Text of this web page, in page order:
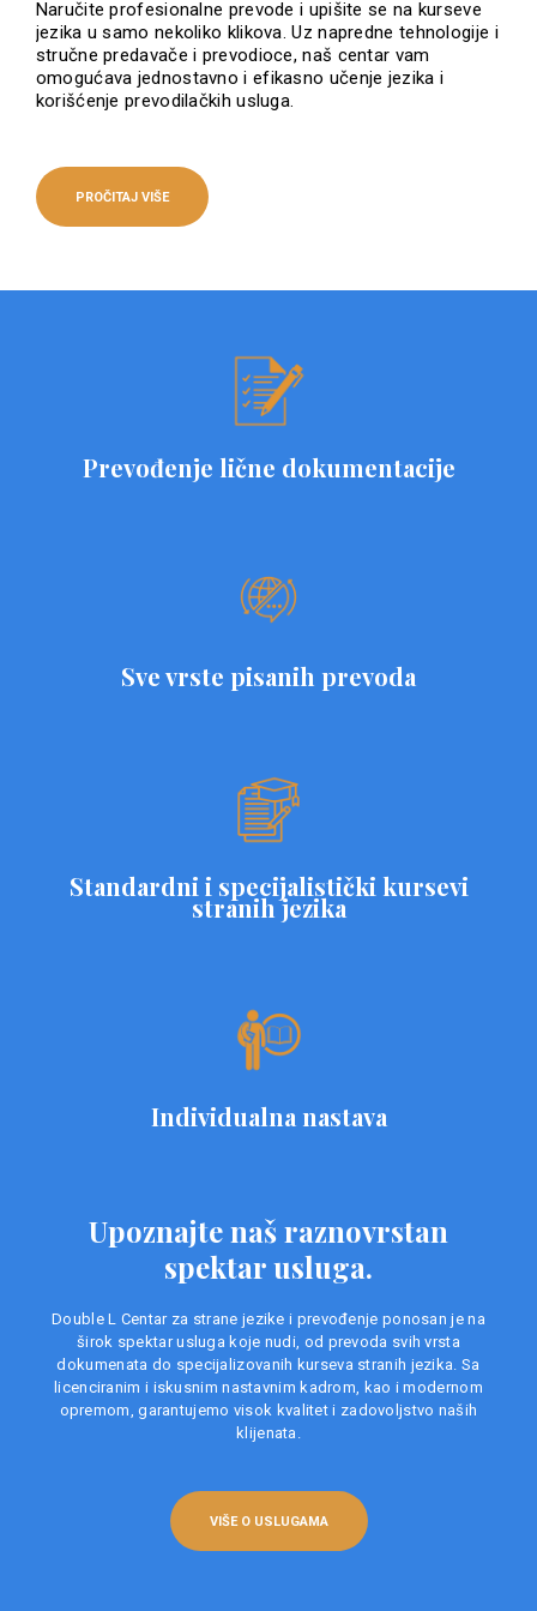
Naručite profesionalne prevode i upišite se na kurseve
jezika u samo nekoliko klikova. Uz napredne tehnologije i
stručne predavače i prevodioce, naš centar vam
omogućava jednostavno i efikasno učenje jezika i
korišćenje prevodilačkih usluga.
PROČITAJ VIŠE
Prevođenje lične dokumentacije
Sve vrste pisanih prevoda
Standardni i specijalistički kursevi
stranih jezika
Individualna nastava
Upoznajte naš raznovrstan
spektar usluga.
Double L Centar za strane jezike i prevođenje ponosan je na
širok spektar usluga koje nudi, od prevoda svih vrsta
dokumenata do specijalizovanih kurseva stranih jezika. Sa
licenciranim i iskusnim nastavnim kadrom, kao i modernom
opremom, garantujemo visok kvalitet i zadovoljstvo naših
klijenata.
VIŠE O USLUGAMA